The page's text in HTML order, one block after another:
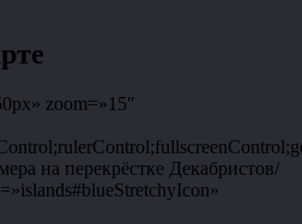
zoom=»15″
на перекрёстке Декабристов/